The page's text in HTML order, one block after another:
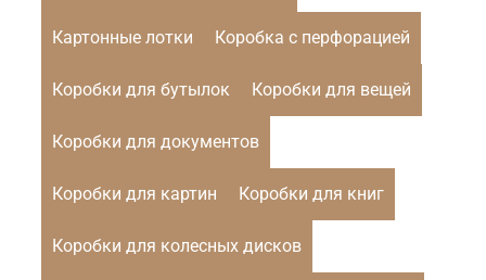
Картонные лотки Коробка с перфорацией
Коробки для бутылок Коробки для вещей
Коробки для документов
Коробки для картин Коробки для книг
Коробки для колесных дисков